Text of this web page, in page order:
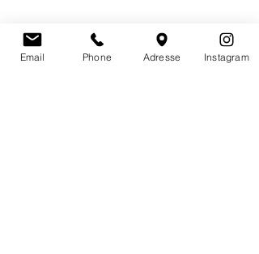
Email Phone Adresse Instagram